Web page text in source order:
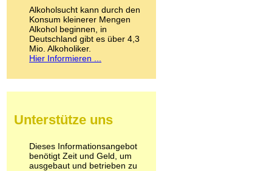
LSD
Marihuana
Medikamente
Meskalin
Metamphetamin
Methadon
Pilze
Psychopharmaka
Schlafmittel
Schmerzmittel
Alkoholsucht kann durch den
Konsum kleinerer Mengen
Alkohol beginnen, in
Deutschland gibt es über 4,3
Mio. Alkoholiker.
Hier Informieren ...
Unterstütze uns
Dieses Informationsangebot
benötigt Zeit und Geld, um
ausgebaut und betrieben zu